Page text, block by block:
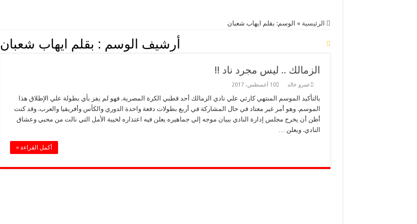
الرئيسية » الوسم: بقلم ايهاب شعبان
أرشيف الوسم : بقلم ايهاب شعبان
الزمالك .. ليس مجرد ناد !!
عمرو خالد 10 أغسطس، 2017
بالتأكيد الموسم المنتهي كارثي علي نادي الزمالك أحد قطبي الكرة المصرية. فهو لم يفز بأي بطولة علي الإطلاق هذا
الموسم. وهو أمر غير معتاد في حال المشاركة في أربع بطولات دفعة واحدة الدوري والكأس وأفريقيا والعرب. وقد كنت
أظن أن يخرج مجلس إدارة النادي ببيان موجه إلي جماهيره يعلن فيه اعتذاره لخيبة الأمل التي نالت من محبي وعشاق
النادي. ويعلن …
أكمل القراءة »